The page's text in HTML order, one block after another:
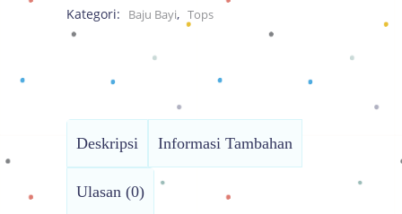
Kategori: Baju Bayi, Tops
Deskripsi Informasi Tambahan
Ulasan (0)